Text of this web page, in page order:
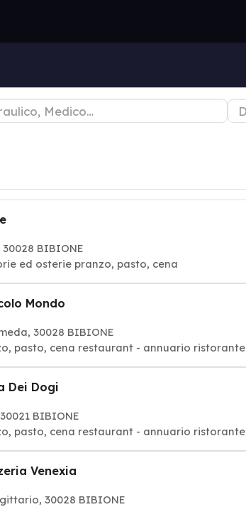
BIBIONE
ed osterie pranzo, pasto, cena
Mondo
30028 BIBIONE
pasto, cena restaurant - annuario ristorante
Dei Dogi
BIBIONE
pasto, cena restaurant - annuario ristorante
Venexia
30028 BIBIONE